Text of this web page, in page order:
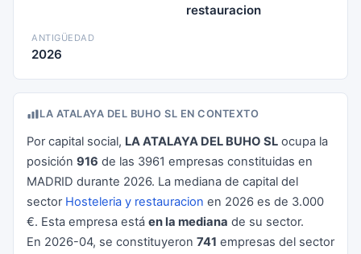
restauracion
ANTIGÜEDAD
2026
LA ATALAYA DEL BUHO SL EN CONTEXTO
Por capital social, LA ATALAYA DEL BUHO SL ocupa la
posición 916 de las 3961 empresas constituidas en
MADRID durante 2026. La mediana de capital del
sector Hosteleria y restauracion en 2026 es de 3.000
€. Esta empresa está en la mediana de su sector.
En 2026-04, se constituyeron 741 empresas del sector